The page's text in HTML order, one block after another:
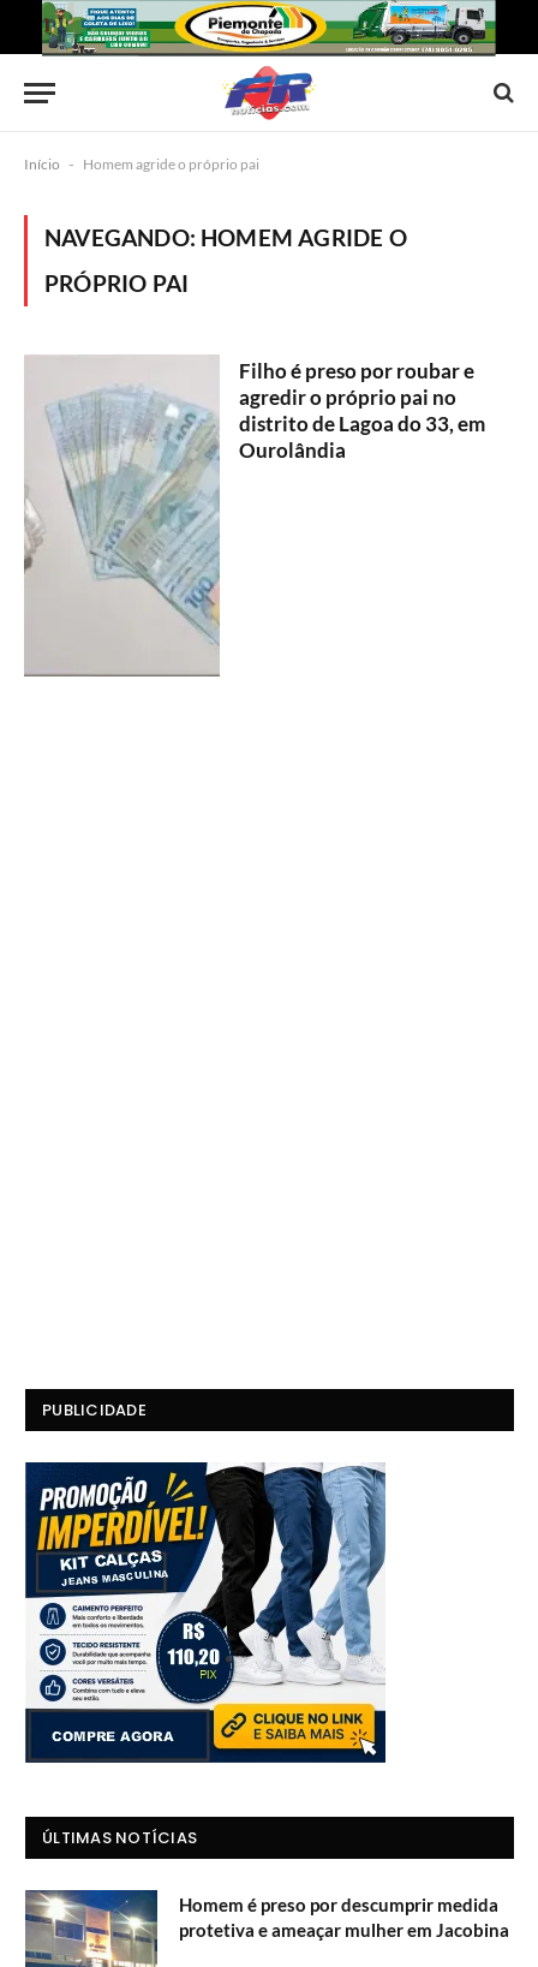
Início - Homem agride o próprio pai
NAVEGANDO: HOMEM AGRIDE O
PRÓPRIO PAI
Filho é preso por roubar e
agredir o próprio pai no
distrito de Lagoa do 33, em
Ourolândia
PUBLICIDADE
ÚLTIMAS NOTÍCIAS
Homem é preso por descumprir medida
protetiva e ameaçar mulher em Jacobina